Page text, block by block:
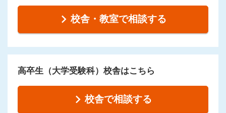
校舎・教室で相談する
高卒生（大学受験科）校舎はこちら
校舎で相談する